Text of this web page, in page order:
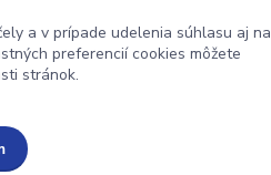
a v prípade udelenia súhlasu aj na
preferencií cookies môžete
stránok.